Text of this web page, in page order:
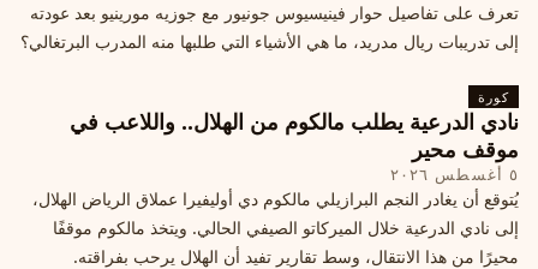
تعرف على تفاصيل حوار فينيسيوس جونيور مع جوزيه مورينيو بعد عودته
إلى تدريبات ريال مدريد، ما هي الأشياء التي طلبها منه المدرب البرتغالي؟
كورة
نادي الدرعية يطلب مالكوم من الهلال.. واللاعب في
موقف محير
٥ أغسطس ٢٠٢٦
يُتوقع أن يغادر النجم البرازيلي مالكوم دي أوليفيرا عملاق الرياض الهلال،
إلى نادي الدرعية خلال الميركاتو الصيفي الحالي. ويتخذ مالكوم موقفًا
محيرًا من هذا الانتقال، وسط تقارير تفيد أن الهلال يرحب بفراقته.